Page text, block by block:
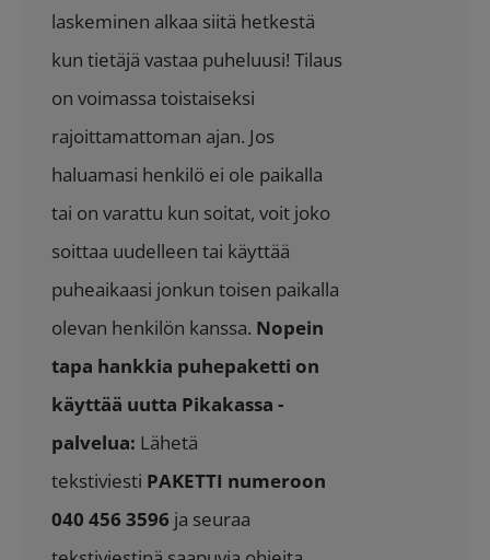
laskeminen alkaa siitä hetkestä
kun tietäjä vastaa puheluusi! Tilaus
on voimassa toistaiseksi
rajoittamattoman ajan. Jos
haluamasi henkilö ei ole paikalla
tai on varattu kun soitat, voit joko
soittaa uudelleen tai käyttää
puheaikaasi jonkun toisen paikalla
olevan henkilön kanssa. Nopein
tapa hankkia puhepaketti on
käyttää uutta Pikakassa -
palvelua: Lähetä
tekstiviesti PAKETTI numeroon
040 456 3596 ja seuraa